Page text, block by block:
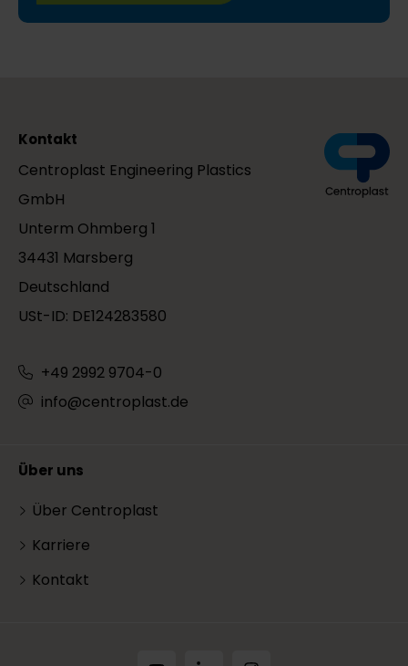
Kontakt
Centroplast Engineering Plastics
GmbH
Unterm Ohmberg 1
34431 Marsberg
Deutschland
USt-ID: DE124283580
+49 2992 9704-0
info@centroplast.de
Über uns
Über Centroplast
Karriere
Kontakt